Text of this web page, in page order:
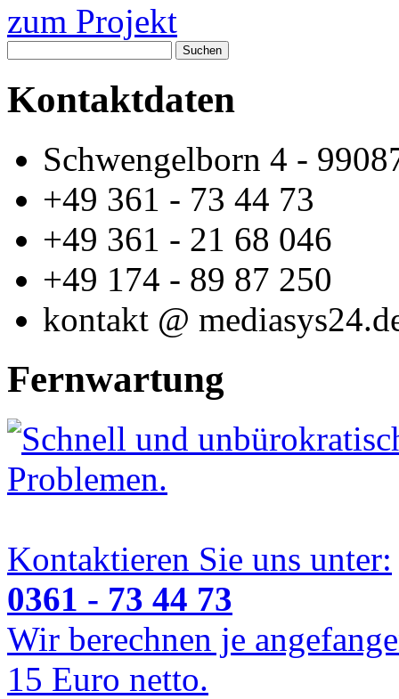
zum Projekt
Suchen
Kontaktdaten
Schwengelborn 4 -
+49 361 - 73 44 73
+49 361 - 21 68 046
+49 174 - 89 87 250
kontakt @
Fernwartung
Schnell und
Problemen.
Kontaktieren Sie uns unter:
0361 - 73 44 73
Wir berechnen je
15 Euro netto.